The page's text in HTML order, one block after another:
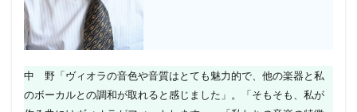
中 野「ヴィオラの音色や音質はとても魅力的で、他の楽器と私
のボーカルとの調和が取れると感じました」。「そもそも、私が